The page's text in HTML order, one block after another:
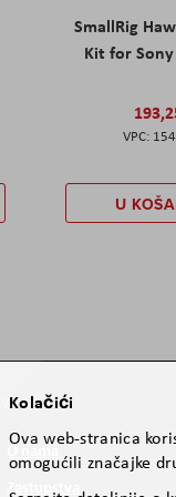
SmallRig
Kit for Sony
U
Aviteh
O nama
Kolačići
Ova web-stranica
omogućili značajke